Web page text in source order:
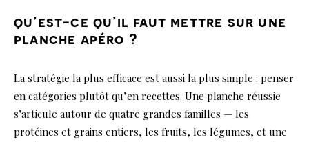
qu’est-ce qu’il faut mettre sur une
planche apéro ?
La stratégie la plus efficace est aussi la plus simple : penser
en catégories plutôt qu’en recettes. Une planche réussie
s’articule autour de quatre grandes familles — les
protéines et grains entiers, les fruits, les légumes, et une